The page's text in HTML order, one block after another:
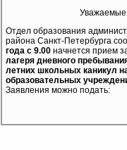
Уважаемые
Отдел образования
района Санкт-Петербурга
года с 9.00начнется прием
лагеря дневного
летних школьных каникул
образовательных
Заявления можно подать: